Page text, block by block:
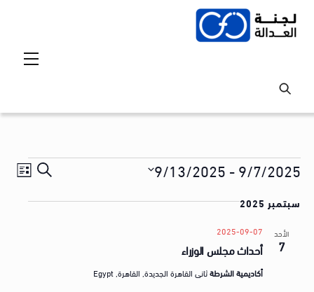
Skip
Events
Events
S
ق
ا
9/7/2025
-
9/13/2025
e
سبتمبر 2025
الأحد
7 أحداث مجلس الوزراء
2025-09-07
أكاديمية الشرطةثانى القاهرة الجديدة, القاهرة‬, Egypt